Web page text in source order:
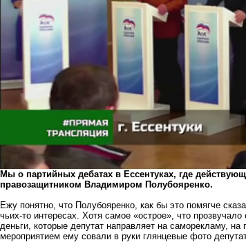
Мы о партийных дебатах в Ессентуках, где
правозащитником Владимиром Полубояренко.
Ежу понятно, что Полубояренко, как бы это помягче
чьих-то интересах. Хотя самое «острое», что
деньги, которые депутат направляет на саморекламу,
мероприятием ему совали в руки глянцевые фото